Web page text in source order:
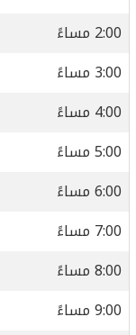
2:00 مساءً
3:00 مساءً
4:00 مساءً
5:00 مساءً
6:00 مساءً
7:00 مساءً
8:00 مساءً
9:00 مساءً